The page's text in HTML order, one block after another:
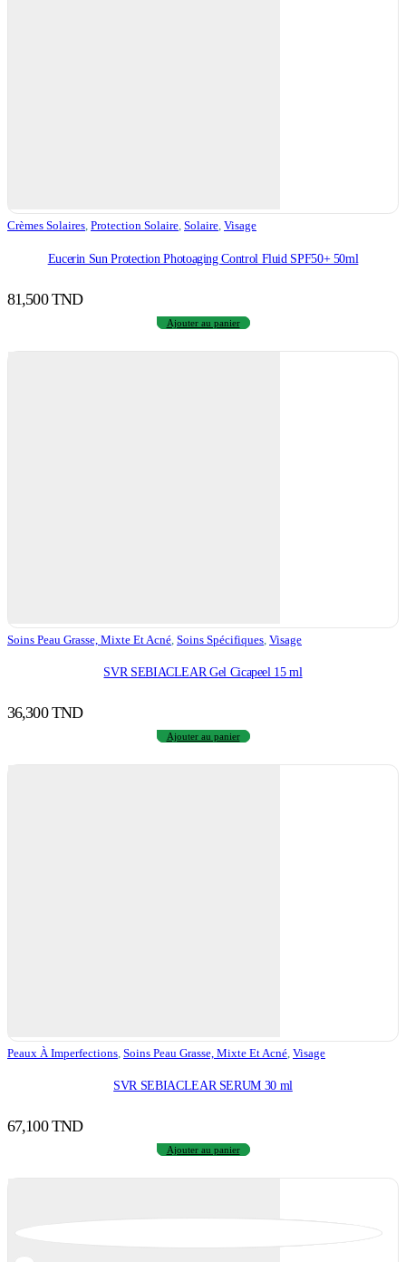
Crèmes Solaires, Protection Solaire, Solaire, Visage
Eucerin Sun Protection Photoaging Control Fluid SPF50+ 50ml
81,500TND
Ajouter au panier
Soins Peau Grasse, Mixte Et Acné Soins Spécifiques Visage
SVR SEBIACLEAR Gel Cicapeel 15 ml
36,300TND
Ajouter au panier
Peaux À Imperfections, Soins Peau Grasse, Mixte Et Acné, Visage
SVR SEBIACLEAR SERUM 30 ml
67,100TND
Ajouter au panier